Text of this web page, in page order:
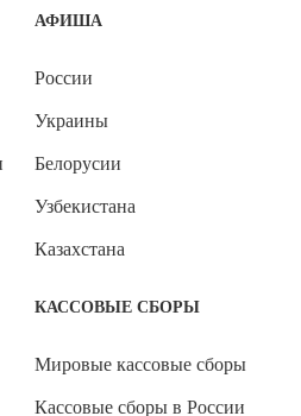
АФИША
России
Украины
Белорусии
Узбекистана
Казахстана
КАССОВЫЕ СБОРЫ
Мировые кассовые сборы
Кассовые сборы в России